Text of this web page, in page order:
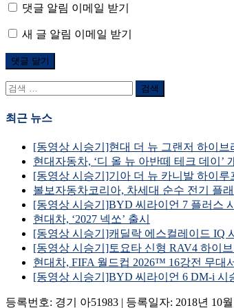
댓글 알림 이메일 받기
새 글 알림 이메일 받기
검
어:
최근 뉴스
[동영상 시승기]현대 더 뉴 그랜저 하이브
현대자동차, ‘디 올 뉴 아반떼 테크 데이’
[동영상 시승기]기아 더 뉴 카니발 하이루
볼보자동차코리아, 차세대 순수 전기 플
[동영상 시승기]BYD 씨라이언 7 플러스
현대차, ‘2027 넥쏘’ 출시
[동영상 시승기]캐딜락 에스컬레이드 IQ
[동영상 시승기]토요타 신형 RAV4 하이
현대차, FIFA 월드컵 2026™ 16강전 무대
[동영상 시승기]BYD 씨라이언 6 DM-i 시
등록번호: 경기 아51983 | 등록일자: 2018년 10